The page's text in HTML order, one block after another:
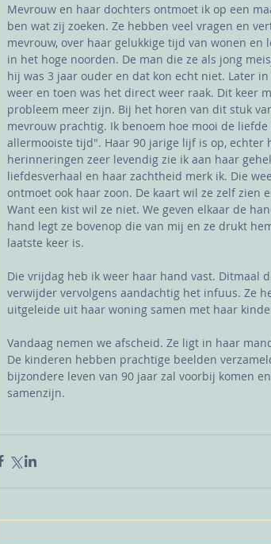
Mevrouw en haar dochters ontmoet ik op een
ben wat zij zoeken. Ze hebben veel vragen en
mevrouw, over haar gelukkige tijd van wonen
in het hoge noorden. De man die ze als jong
hij was 3 jaar ouder en dat kon echt niet. Later
weer en toen was het direct weer raak. Dit keer
probleem meer zijn. Bij het horen van dit stuk
mevrouw prachtig. Ik benoem hoe mooi de
allermooiste tijd". Haar 90 jarige lijf is op, echter
herinneringen zeer levendig zie ik aan haar
liefdesverhaal en haar zachtheid merk ik. Die
ontmoet ook haar zoon. De kaart wil ze zelf zien
Want een kist wil ze niet. We geven elkaar de
hand legt ze bovenop die van mij en ze drukt
laatste keer is.
Die vrijdag heb ik weer haar hand vast. Ditmaal
verwijder vervolgens aandachtig het infuus. Ze
uitgeleide uit haar woning samen met haar
Vandaag nemen we afscheid. Ze ligt in haar
De kinderen hebben prachtige beelden
bijzondere leven van 90 jaar zal voorbij komen
samenzijn.